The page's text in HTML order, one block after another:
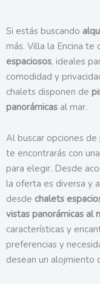
Si estás buscando
más. Villa la Encina te
espaciosos, ideales
comodidad y
chalets disponen de
panorámicas al mar.
Al buscar opciones de
te encontrarás con
para elegir. Desde
la oferta es diversa y
desde chalets
vistas panorámicas al
características y
preferencias y
desean un alojmiento